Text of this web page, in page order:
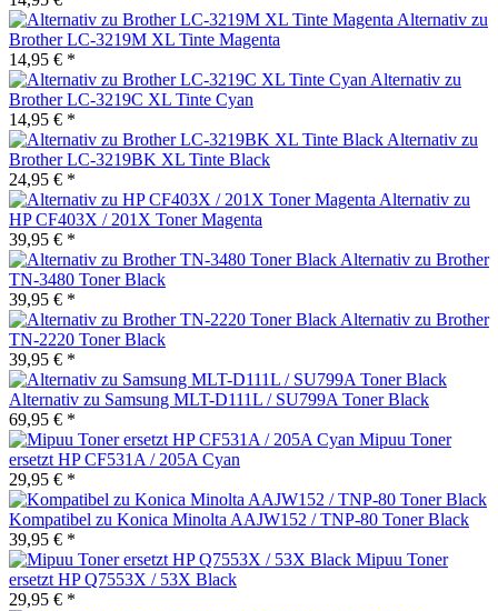
Alternativ zu
Brother LC-3219M XL Tinte Magenta
14,95 € *
Alternativ zu
Brother LC-3219C XL Tinte Cyan
14,95 € *
Alternativ zu
Brother LC-3219BK XL Tinte Black
24,95 € *
Alternativ zu
HP CF403X / 201X Toner Magenta
39,95 € *
Alternativ zu Brother
TN-3480 Toner Black
39,95 € *
Alternativ zu Brother
TN-2220 Toner Black
39,95 € *
Alternativ zu Samsung MLT-D111L / SU799A Toner Black
69,95 € *
Mipuu Toner
ersetzt HP CF531A / 205A Cyan
29,95 € *
Kompatibel zu Konica Minolta AAJW152 / TNP-80 Toner Black
39,95 € *
Mipuu Toner
ersetzt HP Q7553X / 53X Black
29,95 € *